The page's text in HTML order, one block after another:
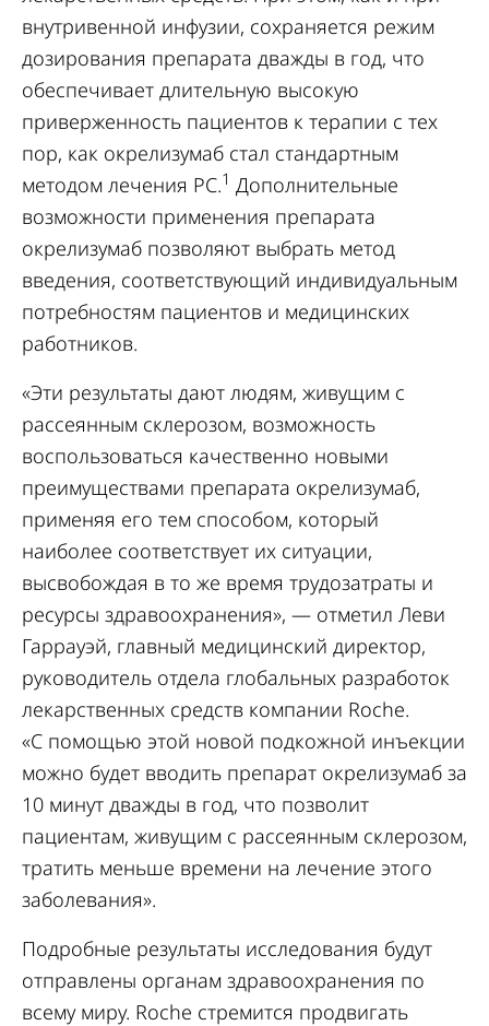
внутривенной инфузии, сохраняется режим
дозирования препарата дважды в год, что
обеспечивает длительную высокую
приверженность пациентов к терапии с тех
пор, как окрелизумаб стал стандартным
методом лечения РС.1 Дополнительные
возможности применения препарата
окрелизумаб позволяют выбрать метод
введения, соответствующий индивидуальным
потребностям пациентов и медицинских
работников.
«Эти результаты дают людям, живущим с
рассеянным склерозом, возможность
воспользоваться качественно новыми
преимуществами препарата окрелизумаб,
применяя его тем способом, который
наиболее соответствует их ситуации,
высвобождая в то же время трудозатраты и
ресурсы здравоохранения», — отметил Леви
Гаррауэй, главный медицинский директор,
руководитель отдела глобальных разработок
лекарственных средств компании Roche.
«С помощью этой новой подкожной инъекции
можно будет вводить препарат окрелизумаб за
10 минут дважды в год, что позволит
пациентам, живущим с рассеянным склерозом,
тратить меньше времени на лечение этого
заболевания».
Подробные результаты исследования будут
отправлены органам здравоохранения по
всему миру. Roche стремится продвигать